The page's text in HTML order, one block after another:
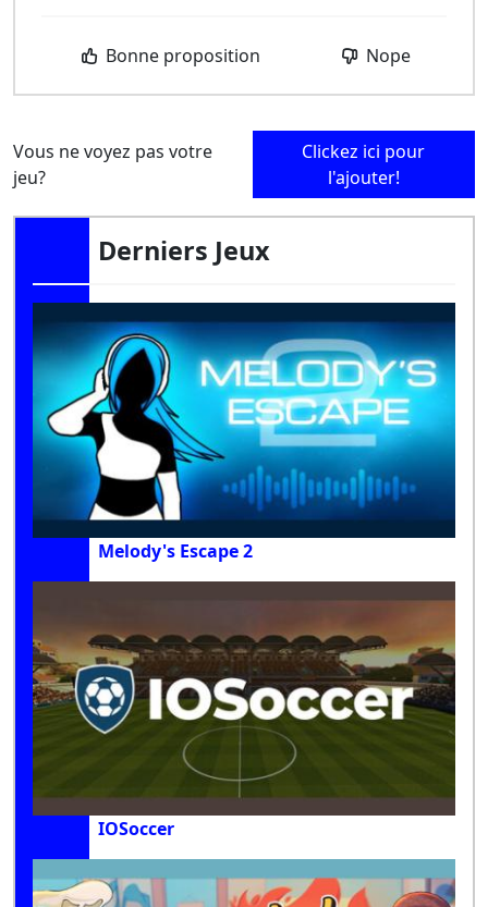
Bonne proposition Nope
Vous ne voyez pas votre
jeu?
Clickez ici pour
l'ajouter!
Derniers Jeux
Melody's Escape 2
IOSoccer